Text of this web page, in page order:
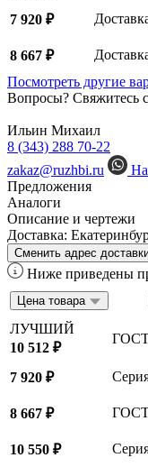
7 920 ₽
8 667 ₽
Посмотреть другие
Вопросы? Свяжитесь
Ильин Михаил
8 (343) 288 70-22
zakaz@ruzhbi.ru
Предложения
Аналоги
Описание и чертежи
Доставка:
Сменить адрес
Ниже приведены
Цена товара
ЛУЧШИЙ
10 512 ₽
ГОСТ
7 920 ₽
8 667 ₽ ГОСТ
10 550 ₽